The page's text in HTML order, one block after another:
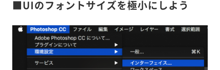
■UIのフォントサイズを極小にしよう